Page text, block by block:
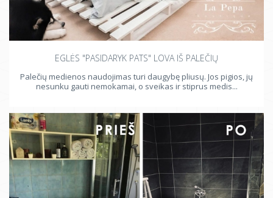
EGLĖS "PASIDARYK PATS" LOVA IŠ PALEČIŲ
Palečių medienos naudojimas turi daugybę pliusų. Jos pigios, jų
nesunku gauti nemokamai, o sveikas ir stiprus medis...